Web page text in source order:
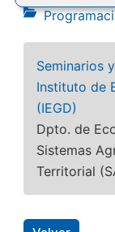
Seminarios
Instituto de
(IEGD)
Dpto. de
Sistemas
Territorial